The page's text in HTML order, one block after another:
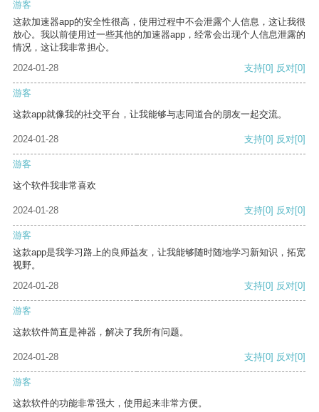
游客
这款加速器app的安全性很高，使用过程中不会泄露个人信息，这让我很
放心。我以前使用过一些其他的加速器app，经常会出现个人信息泄露的
情况，这让我非常担心。
2024-01-28
支持[0] 反对[0]
游客
这款app就像我的社交平台，让我能够与志同道合的朋友一起交流。
2024-01-28 支持[0] 反对[0]
游客
这个软件我非常喜欢
2024-01-28 支持[0] 反对[0]
游客
这款app是我学习路上的良师益友，让我能够随时随地学习新知识，拓宽
视野。
2024-01-28
支持[0] 反对[0]
游客
这款软件简直是神器，解决了我所有问题。
2024-01-28 支持[0] 反对[0]
游客
这款软件的功能非常强大，使用起来非常方便。